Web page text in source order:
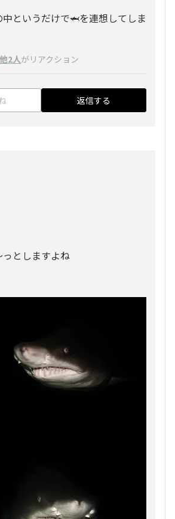
というだけで🦈を連想してしま
他2人がリアクション
返信する
としますよね